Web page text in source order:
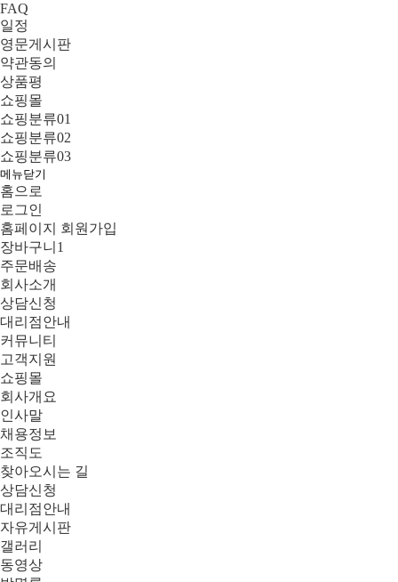
FAQ
일정
영문게시판
약관동의
상품평
쇼핑몰
쇼핑분류01
쇼핑분류02
쇼핑분류03
메뉴닫기
홈으로
로그인
홈페이지 회원가입
장바구니 1
주문배송
회사소개
상담신청
대리점안내
커뮤니티
고객지원
쇼핑몰
회사개요
인사말
채용정보
조직도
찾아오시는 길
상담신청
대리점안내
자유게시판
갤러리
동영상